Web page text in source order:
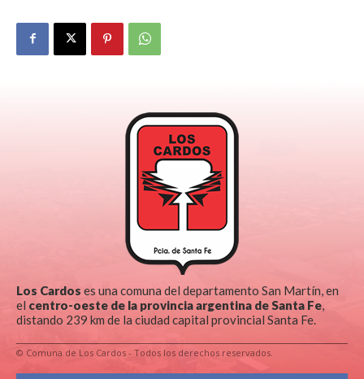
Los Cardos es una comuna del departamento San Martín, en
el centro-oeste de la provincia argentina de Santa Fe,
distando 239 km de la ciudad capital provincial Santa Fe.
© Comuna de Los Cardos - Todos los derechos reservados.